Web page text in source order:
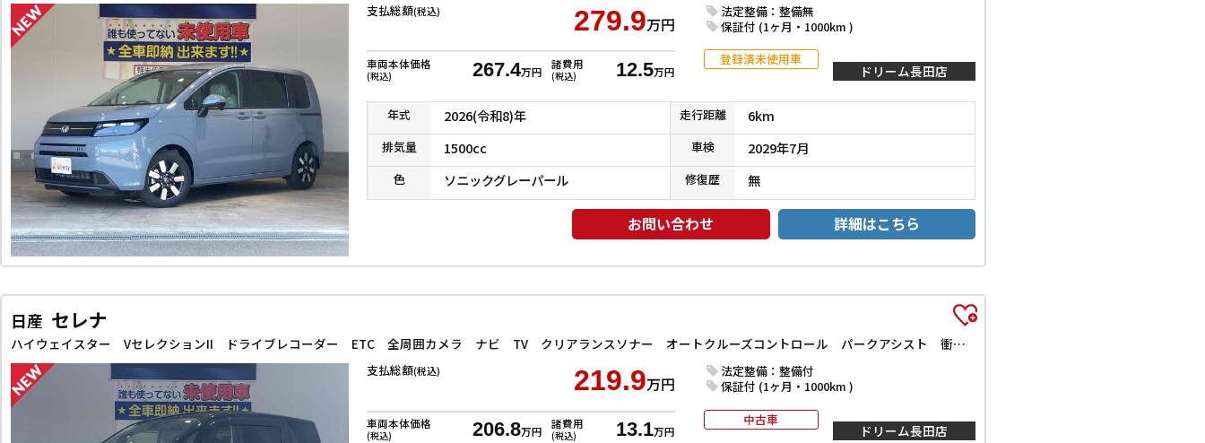
支払総額(税込) 279.9万円
車両本体価格
(税込) 267.4万円
諸費用
(税込) 12.5万円
法定整備：整備無
保証付 (1ヶ月・1000km )
登録済未使用車
ドリーム長田店
年式 2026(令和8)年 走行距離 6km
排気量 1500cc 車検 2029年7月
色 ソニックグレーパール 修復歴 無
お問い合わせ 詳細はこちら
日産 セレナ
ハイウェイスター VセレクションII ドライブレコーダー ETC 全周囲カメラ ナビ TV クリアランスソナー オートクルーズコントロール パークアシスト 衝突被害軽減システム 両側電動スライドドア オートライト LEDヘッドランプ
支払総額(税込) 219.9万円
車両本体価格
(税込) 206.8万円
諸費用
(税込) 13.1万円
法定整備：整備付
保証付 (1ヶ月・1000km )
中古車
ドリーム長田店